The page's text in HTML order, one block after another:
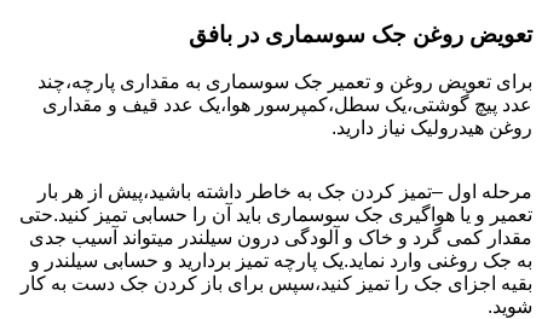
تعویض روغن جک سوسماری در بافق
برای تعویض روغن و تعمیر جک سوسماری به مقداری پارچه،چند
عدد پیچ گوشتی،یک سطل،کمپرسور هوا،یک عدد قیف و مقداری
روغن هیدرولیک نیاز دارید.
مرحله اول –تمیز کردن جک به خاطر داشته باشید،پیش از هر بار
تعمیر و یا هواگیری جک سوسماری باید آن را حسابی تمیز کنید.حتی
مقدار کمی گرد و خاک و آلودگی درون سیلندر میتواند آسیب جدی
به جک روغنی وارد نماید.یک پارچه تمیز بردارید و حسابی سیلندر و
بقیه اجزای جک را تمیز کنید،سپس برای باز کردن جک دست به کار
شوید.